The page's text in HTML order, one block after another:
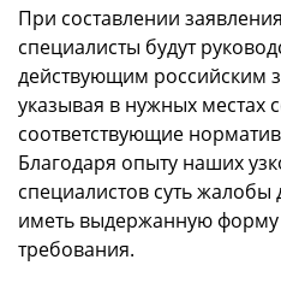
При составлении
специалисты будут
действующим российским
указывая в нужных местах
соответствующие
Благодаря опыту наших
специалистов суть жалобы
иметь выдержанную
требования.